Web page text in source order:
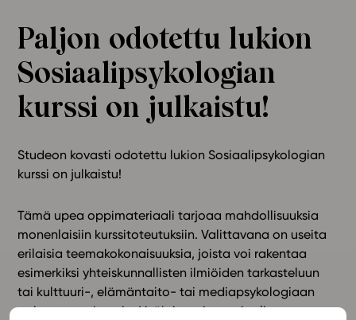
Ominaisuudet
Tapahtumakalenteri
Webinaari­tallenteet
Yhteisö
Suosittelut
Ohjevideot
Oppikirjailijat
Tietoa meistä
Eettiset periaatteet tekoälyn käyttöön
Tilaa uutiskirje
Ota yhteyttä
Paljon odotettu lukion
Sosiaalipsykologian
kurssi on julkaistu!
Studeon kovasti odotettu lukion Sosiaalipsykologian
kurssi on julkaistu!
Tämä upea oppimateriaali tarjoaa mahdollisuuksia
monenlaisiin kurssitoteutuksiin. Valittavana on useita
erilaisia teemakokonaisuuksia, joista voi rakentaa
esimerkiksi yhteiskunnallisten ilmiöiden tarkasteluun
tai kulttuuri-, elämäntaito- tai mediapsykologiaan
painottuvan kurssin. Lisäksi oppimateriaalissa